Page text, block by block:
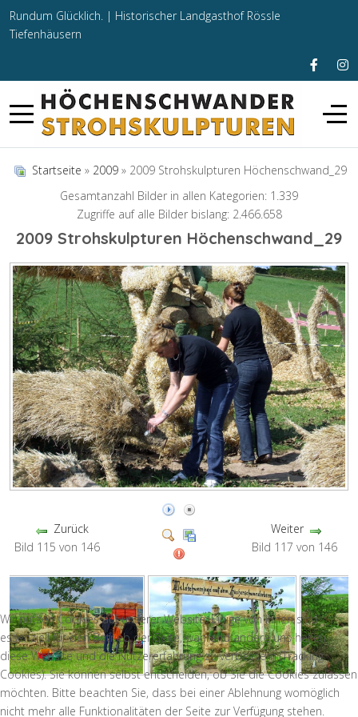
Rundum Glücklich. | Historischer Landgasthof Rössle
Tiefenhäusern
Startseite » 2009 » 2009 Strohskulpturen Höchenschwand_29
Gesamtanzahl Bilder in allen Kategorien: 1.339
Zugriffe auf alle Bilder bislang: 2.466.658
2009 Strohskulpturen Höchenschwand_29
Zurück
Bild 115 von 146
Weiter
Bild 117 von 146
Wir nutzen Cookies auf unserer Website. Einige von ihnen sind
essenziell für den Betrieb der Seite, während andere uns helfen,
diese Website und die Nutzererfahrung zu verbessern (Tracking
Cookies). Sie können selbst entscheiden, ob Sie die Cookies zulassen
möchten. Bitte beachten Sie, dass bei einer Ablehnung womöglich
nicht mehr alle Funktionalitäten der Seite zur Verfügung stehen.